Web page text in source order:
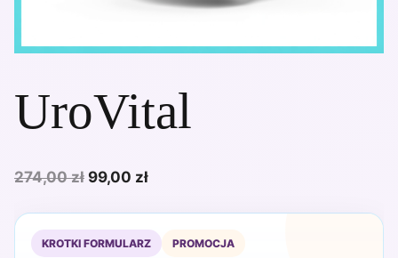
UroVital
274,00zł Pierwotna
274,00 zł.
99,00 złAktualna
99,00 zł.
KROTKI FORMULARZ PROMOCJA